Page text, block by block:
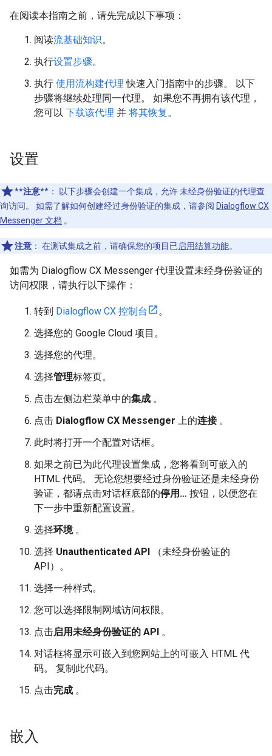
在阅读本指南之前，请先完成以下事项：
阅读流基础知识。
执行设置步骤。
执行 使用流构建代理 快速入门指南中的步骤。 以下
步骤将继续处理同一代理。 如果您不再拥有该代理，
您可以 下载该代理 并 将其恢复。
设置
**注意** ：
以下步骤会创建一个集成，允许 未经身份验证的代理查
询访问。 如需了解如何创建经过身份验证的集成，请参阅 Dialogflow CX
Messenger 文档 。
注意 ： 在测试集成之前，请确保您的项目已启用结算功能。
如需为 Dialogflow CX Messenger 代理设置未经身份验证的
访问权限，请执行以下操作：
转到 Dialogflow CX 控制台
。
选择您的 Google Cloud 项目。
选择您的代理。
选择管理标签页。
点击左侧边栏菜单中的集成 。
点击 Dialogflow CX Messenger 上的连接。
此时将打开一个配置对话框。
如果之前已为此代理设置集成，您将看到可嵌入的
HTML 代码。 无论您想要经过身份验证还是未经身份
验证，都请点击对话框底部的停用… 按钮，以便您在
下一步中重新配置设置。
选择环境。
选择 Unauthenticated API （未经身份验证的
API）。
选择一种样式。
您可以选择限制网域访问权限。
点击启用未经身份验证的 API 。
对话框将显示可嵌入到您网站上的可嵌入 HTML 代
码。 复制此代码。
点击完成 。
嵌入